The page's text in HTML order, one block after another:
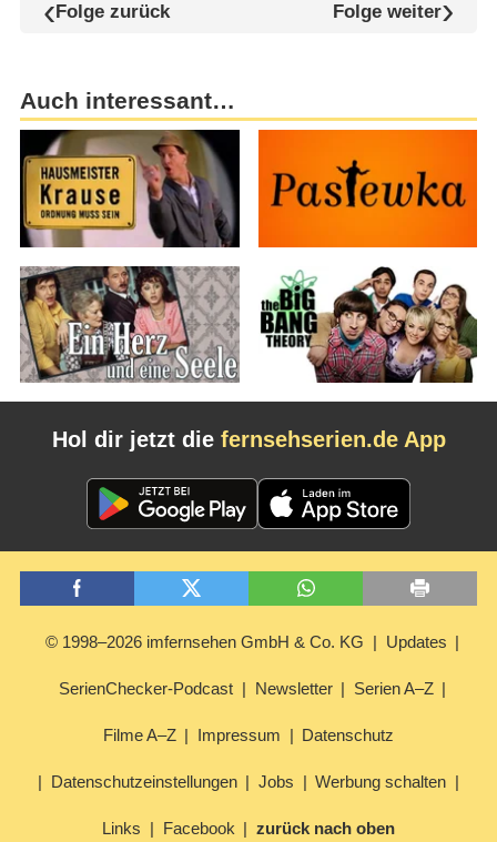
Folge zurück Folge weiter
Auch interessant…
Hol dir jetzt die fernsehserien.de App
© 1998–2026 imfernsehen GmbH & Co. KG Updates
SerienChecker-Podcast Newsletter Serien A–Z
Filme A–Z Impressum Datenschutz
Datenschutzeinstellungen Jobs Werbung schalten
Links Facebook zurück nach oben